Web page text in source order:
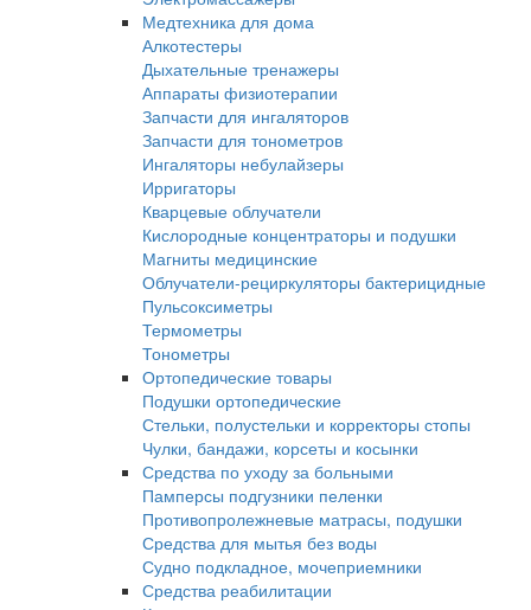
Медтехника для дома
Алкотестеры
Дыхательные тренажеры
Аппараты физиотерапии
Запчасти для ингаляторов
Запчасти для тонометров
Ингаляторы небулайзеры
Ирригаторы
Кварцевые облучатели
Кислородные концентраторы и подушки
Магниты медицинские
Облучатели-рециркуляторы бактерицидные
Пульсоксиметры
Термометры
Тонометры
Ортопедические товары
Подушки ортопедические
Стельки, полустельки и корректоры стопы
Чулки, бандажи, корсеты и косынки
Средства по уходу за больными
Памперсы подгузники пеленки
Противопролежневые матрасы, подушки
Средства для мытья без воды
Судно подкладное, мочеприемники
Средства реабилитации